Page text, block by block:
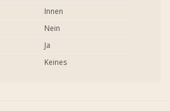
Innen
Nein
Ja
Keines